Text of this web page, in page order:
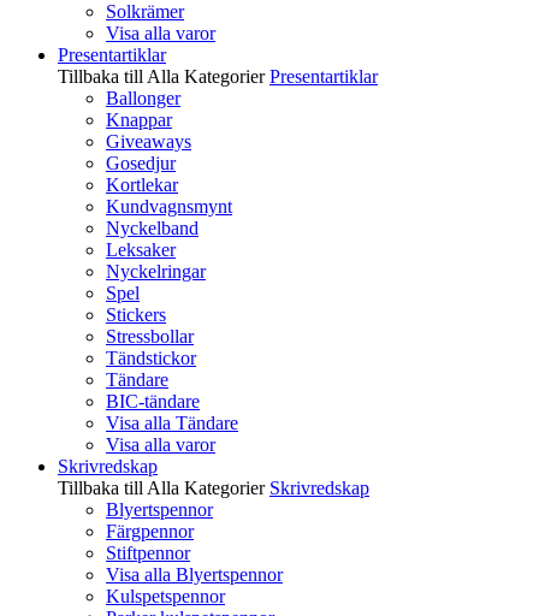
Solkrämer
Visa alla varor
Presentartiklar
Tillbaka till Alla Kategorier Presentartiklar
Ballonger
Knappar
Giveaways
Gosedjur
Kortlekar
Kundvagnsmynt
Nyckelband
Leksaker
Nyckelringar
Spel
Stickers
Stressbollar
Tändstickor
Tändare
BIC-tändare
Visa alla Tändare
Visa alla varor
Skrivredskap
Tillbaka till Alla Kategorier Skrivredskap
Blyertspennor
Färgpennor
Stiftpennor
Visa alla Blyertspennor
Kulspetspennor